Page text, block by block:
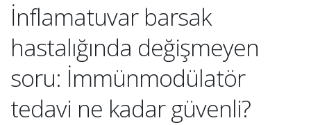
İnflamatuvar barsak
hastalığında değişmeyen
soru: İmmünmodülatör
tedavi ne kadar güvenli?